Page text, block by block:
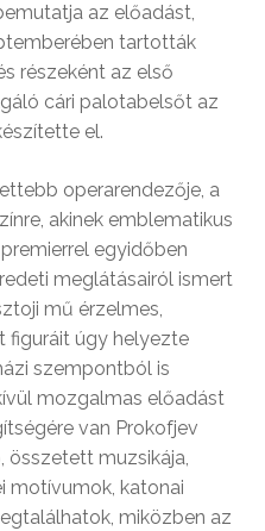
az előadást,
tartották
részeként az első
cári palotabelsőt az
el.
operarendezője, a
akinek emblematikus
egyidőben
meglátásairól ismert
mű érzelmes,
figuráit úgy helyezte
szempontból is
mozgalmas előadást
van Prokofjev
összetett muzsikája,
motívumok, katonai
miközben az